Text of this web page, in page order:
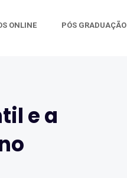
ONLINE PÓS GRADUAÇÃO
e a